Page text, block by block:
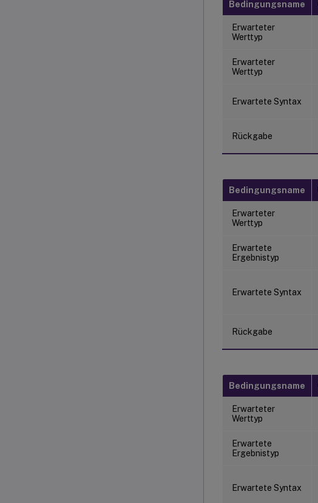
Bedingungsname
Erwarteter
Werttyp
Erwarteter
Werttyp
Erwartete Syntax
Rückgabe
Bedingungsname
Erwarteter
Werttyp
Erwartete
Ergebnistyp
Erwartete Syntax
Rückgabe
Bedingungsname
Erwarteter
Werttyp
Erwartete
Ergebnistyp
Erwartete Syntax